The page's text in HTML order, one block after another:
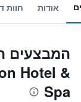
אודות חוות
Hotel &
Spa